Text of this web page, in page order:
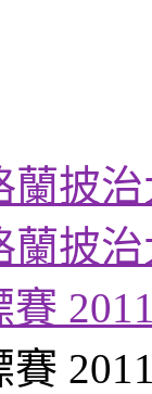
蘭披
蘭披